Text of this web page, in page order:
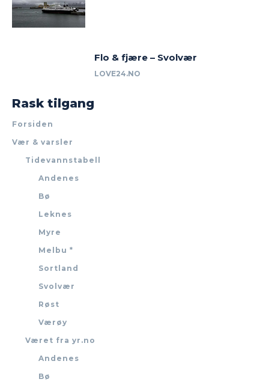
Flo & fjære – Svolvær
LOVE24.NO
Rask tilgang
Forsiden
Vær & varsler
Tidevannstabell
Andenes
Bø
Leknes
Myre
Melbu *
Sortland
Svolvær
Røst
Værøy
Været fra yr.no
Andenes
Bø